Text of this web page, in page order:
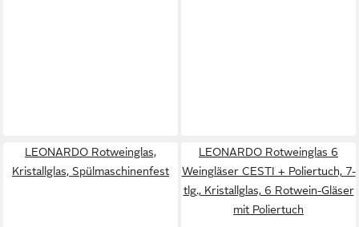
LEONARDO Rotweinglas,
Kristallglas, Spülmaschinenfest
LEONARDO Rotweinglas 6
Weingläser CESTI + Poliertuch, 7-
tlg., Kristallglas, 6 Rotwein-Gläser
mit Poliertuch